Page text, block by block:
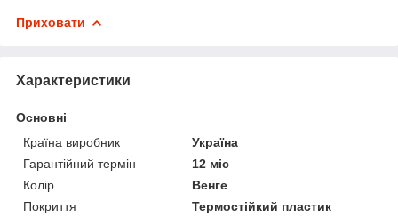
Приховати
Характеристики
Основні
Країна виробник
Україна
Гарантійний термін
12 міс
Колір
Венге
Покриття
Термостійкий пластик